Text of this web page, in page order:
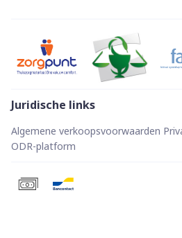
Juridische links
Algemene verkoopsvoorwaarden
ODR-platform